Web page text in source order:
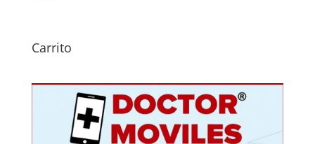
Carrito